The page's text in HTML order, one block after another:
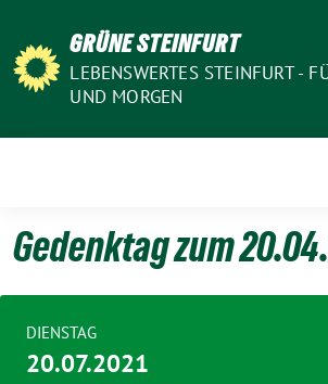
zum
Inhalt
GRÜNE STEINFURT
LEBENSWERTES STEINFURT -
UND MORGEN
Gedenktag zum
DIENSTAG
20.07.2021